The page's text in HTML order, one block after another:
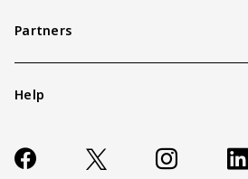
Partners
Help
Contact
FAQ
Socials
https://www.facebook.com/
X Instagram